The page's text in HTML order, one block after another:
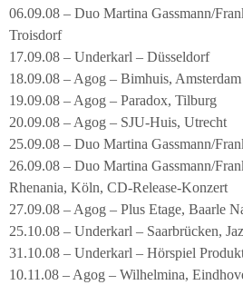
06.09.08 – Duo Martina Gassmann/
Troisdorf
17.09.08 – Underkarl – Düsseldorf
18.09.08 – Agog – Bimhuis, Amsterdam
19.09.08 – Agog – Paradox, Tilburg
20.09.08 – Agog – SJU-Huis, Utrecht
25.09.08 – Duo Martina Gassmann/
26.09.08 – Duo Martina Gassmann/
Rhenania, Köln, CD-Release-Konzert
27.09.08 – Agog – Plus Etage, Baarle
25.10.08 – Underkarl – Saarbrücken,
31.10.08 – Underkarl – Hörspiel
10.11.08 – Agog – Wilhelmina,